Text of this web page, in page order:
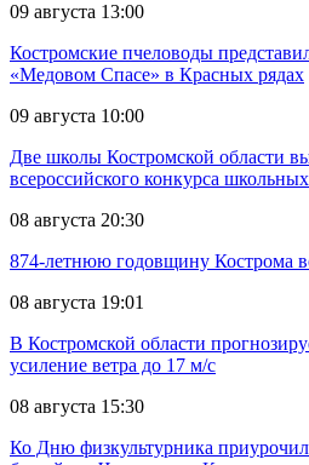
09 августа 13:00
Костромские пчеловоды
«Медовом Спасе» в Красных рядах
09 августа 10:00
Две школы Костромской области
всероссийского конкурса
08 августа 20:30
874-летнюю годовщину Кострома
08 августа 19:01
В Костромской области
усиление ветра до 17 м/с
08 августа 15:30
Ко Дню физкультурника